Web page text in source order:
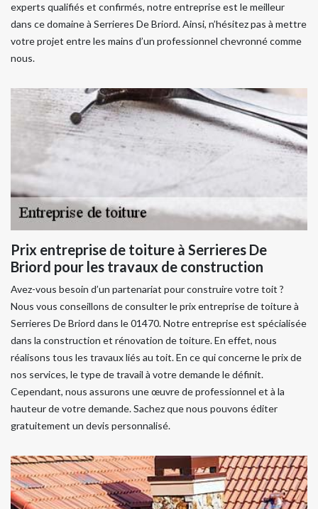
experts qualifiés et confirmés, notre entreprise est le meilleur
dans ce domaine à Serrieres De Briord. Ainsi, n’hésitez pas à mettre
votre projet entre les mains d’un professionnel chevronné comme
nous.
Prix entreprise de toiture à Serrieres De
Briord pour les travaux de construction
Avez-vous besoin d’un partenariat pour construire votre toit ?
Nous vous conseillons de consulter le prix entreprise de toiture à
Serrieres De Briord dans le 01470. Notre entreprise est spécialisée
dans la construction et rénovation de toiture. En effet, nous
réalisons tous les travaux liés au toit. En ce qui concerne le prix de
nos services, le type de travail à votre demande le définit.
Cependant, nous assurons une œuvre de professionnel et à la
hauteur de votre demande. Sachez que nous pouvons éditer
gratuitement un devis personnalisé.